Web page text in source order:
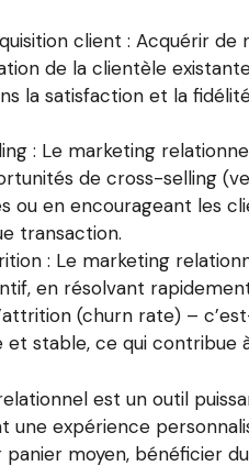
client : Acquérir
de la clientèle
la satisfaction et la
: Le marketing
de cross-selling
ou en encourageant les
transaction.
: Le marketing
en résolvant
(churn rate) –
et stable, ce qui contribue
est un outil
une expérience
moyen, bénéficier